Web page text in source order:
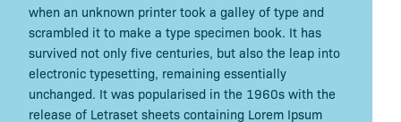
when an unknown printer took a galley of type and
scrambled it to make a type specimen book. It has
survived not only five centuries, but also the leap into
electronic typesetting, remaining essentially
unchanged. It was popularised in the 1960s with the
release of Letraset sheets containing Lorem Ipsum